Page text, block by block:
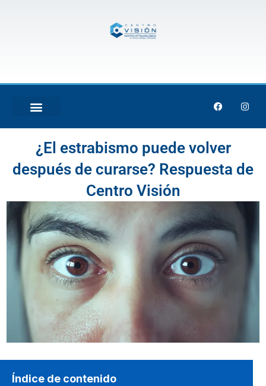
F
a
e
o
o
k
I
n
t
a
m
¿El estrabismo puede volver
después de curarse? Respuesta de
Centro Visión
Índice de contenido